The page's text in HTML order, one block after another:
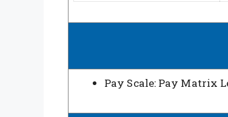
Pay Scale: Pay Matrix